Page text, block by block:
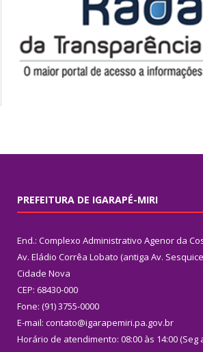
PREFEITURA DE IGARAPÉ-MIRI
End.: Complexo Administrativo Agenor da
Av. Eládio Corrêa Lobato (antiga Av.
Cidade Nova
CEP: 68430-000
Fone: (91) 3755-0000
E-mail: contato@igarapemiri.pa.gov.br
Horário de atendimento: 08:00 às 14:00 (Seg